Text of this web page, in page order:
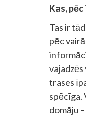
Kas,
Tas ir
pēc
trases
spēcīga.
domāju